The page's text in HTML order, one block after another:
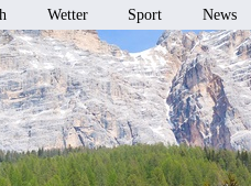
Wetter Sport News